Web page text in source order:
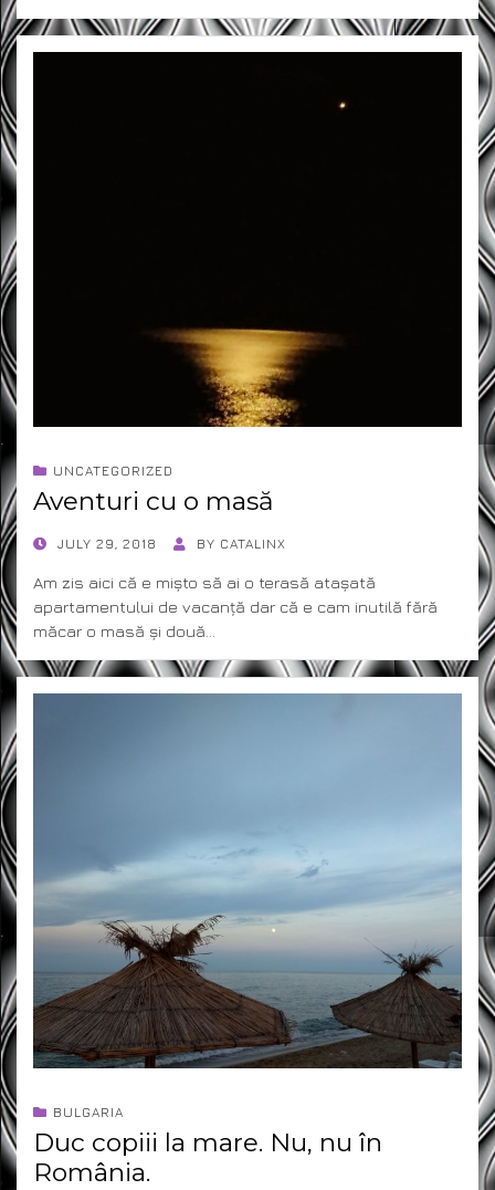
UNCATEGORIZED
Aventuri cu o masă
POSTED
JULY 29, 2018 BY CATALINX
Am zis aici că e mișto să ai o terasă atașată
apartamentului de vacanță dar că e cam inutilă fără
măcar o masă și două…
BULGARIA
Duc copiii la mare. Nu, nu în
România.